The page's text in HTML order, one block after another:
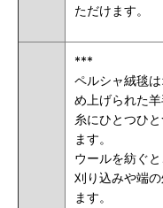
ただけます。
***
ペルシャ絨毯
め上げられた
糸にひとつひ
ます。
ウールを紡ぐ
刈り込みや端
ます。